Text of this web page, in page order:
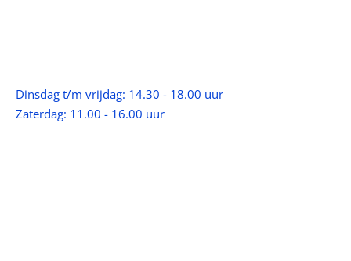
Dinsdag t/m vrijdag: 14.30 - 18.00 uur
Zaterdag: 11.00 - 16.00 uur